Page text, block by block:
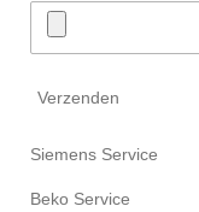
Verzenden
Siemens
Beko Service